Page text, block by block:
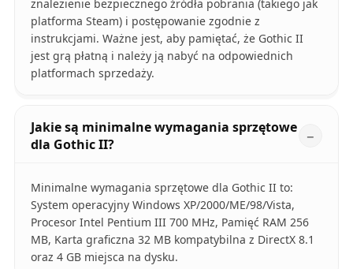
znalezienie bezpiecznego źródła pobrania (takiego jak
platforma Steam) i postępowanie zgodnie z
instrukcjami. Ważne jest, aby pamiętać, że Gothic II
jest grą płatną i należy ją nabyć na odpowiednich
platformach sprzedaży.
Jakie są minimalne wymagania sprzętowe
dla Gothic II?
Minimalne wymagania sprzętowe dla Gothic II to:
System operacyjny Windows XP/2000/ME/98/Vista,
Procesor Intel Pentium III 700 MHz, Pamięć RAM 256
MB, Karta graficzna 32 MB kompatybilna z DirectX 8.1
oraz 4 GB miejsca na dysku.